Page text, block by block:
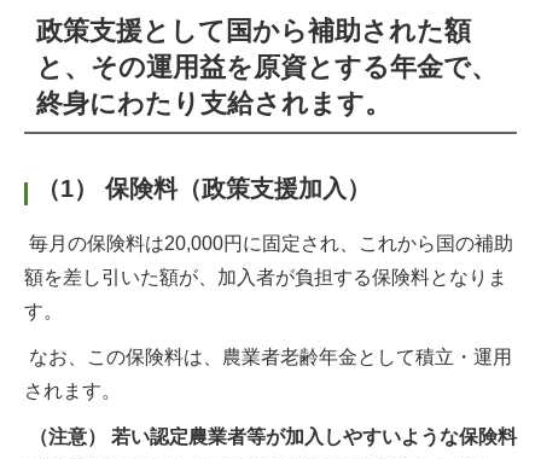
政策支援として国から補助された額
と、その運用益を原資とする年金で、
終身にわたり支給されます。
（1） 保険料（政策支援加入）
毎月の保険料は20,000円に固定され、これから国の補助
額を差し引いた額が、加入者が負担する保険料となりま
す。
なお、この保険料は、農業者老齢年金として積立・運用
されます。
（注意） 若い認定農業者等が加入しやすいような保険料